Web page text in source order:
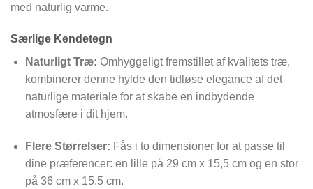
med naturlig varme.
Særlige Kendetegn
Naturligt Træ: Omhyggeligt fremstillet af kvalitets træ,
kombinerer denne hylde den tidløse elegance af det
naturlige materiale for at skabe en indbydende
atmosfære i dit hjem.
Flere Størrelser: Fås i to dimensioner for at passe til
dine præferencer: en lille på 29 cm x 15,5 cm og en stor
på 36 cm x 15,5 cm.